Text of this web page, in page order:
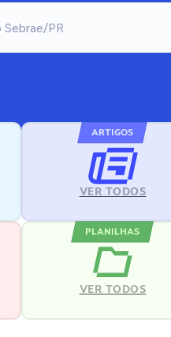
ARTIGOS
VER TODOS
PLANILHAS
VER TODOS